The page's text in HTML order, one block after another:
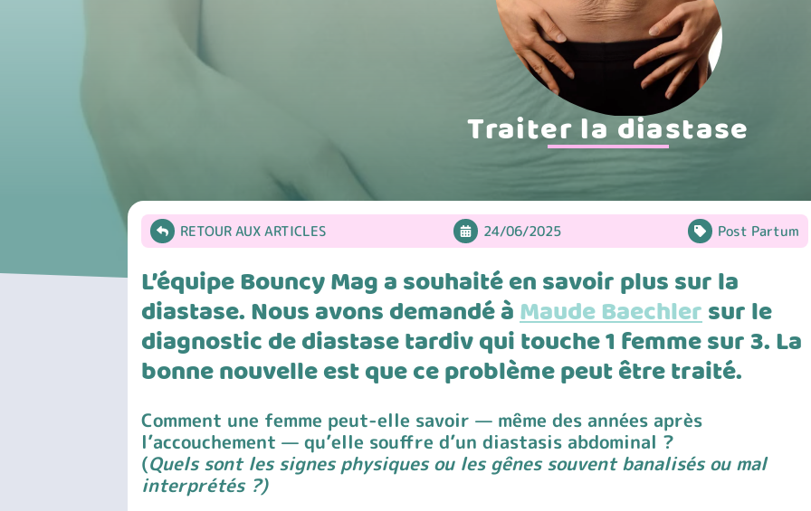
Traiter la diastase
RETOUR AUX ARTICLES 24/06/2025 Post Partum
L’équipe Bouncy Mag a souhaité en savoir plus sur la
diastase. Nous avons demandé àMaude Baechlersur le
diagnostic de diastase tardiv qui touche 1 femme sur 3. La
bonne nouvelle est que ce problème peut être traité.
Comment une femme peut-elle savoir — même des années après
l’accouchement — qu’elle souffre d’un diastasis abdominal ?
(Quels sont les signes physiques ou les gênes souvent banalisés ou mal
interprétés ?)